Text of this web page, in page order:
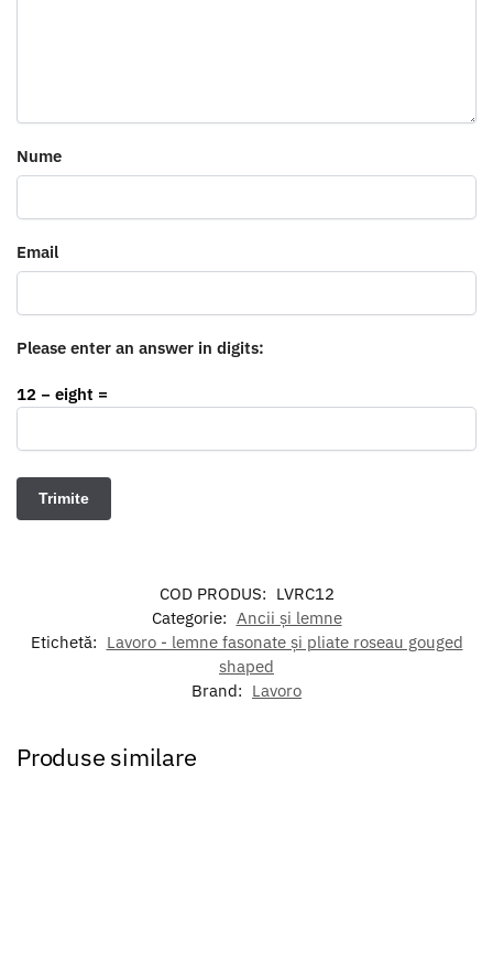
Nume
Email
Please enter an answer in digits:
12 − eight =
COD PRODUS: LVRC12
Categorie: Ancii și lemne
Etichetă: Lavoro - lemne fasonate și pliate roseau gouged
shaped
Brand: Lavoro
Produse similare